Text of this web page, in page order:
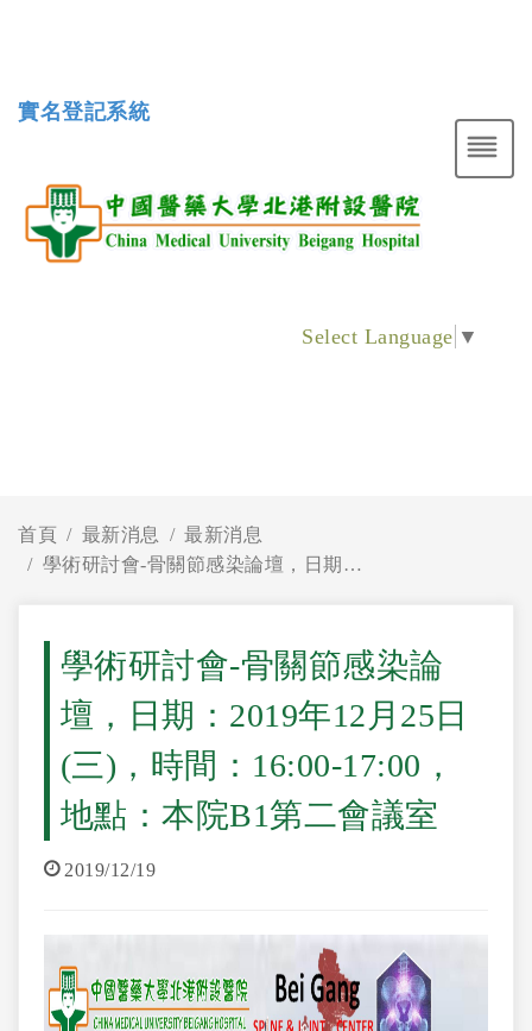
實名登記系統
Select Language ▼
首頁 最新消息
最新消息
學術研討會-骨關節感染論壇，日期：2019年12月25日(三)，時間：16:00-17:00，地點：本院B1第二會議室
學術研討會-骨關節感染論
壇，日期：2019年12月25日
(三)，時間：16:00-17:00，
地點：本院B1第二會議室
2019/12/19